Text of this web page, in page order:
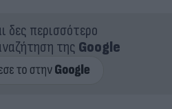
δες περισσότερο
της Google